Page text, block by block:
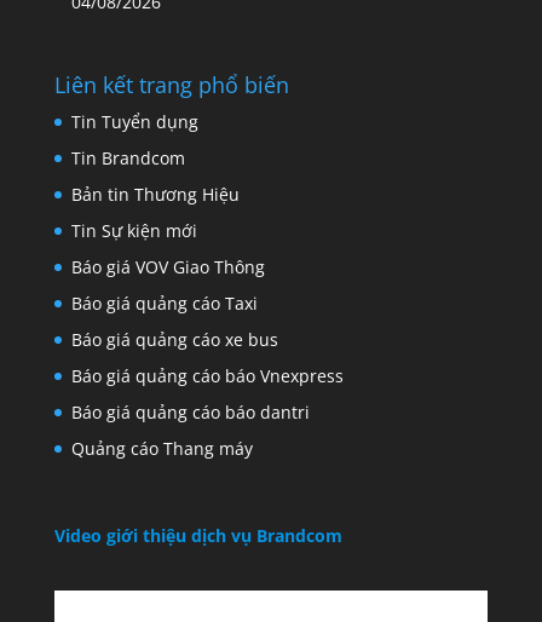
Liên kết trang phổ biến
Tin Tuyển dụng
Tin Brandcom
Bản tin Thương Hiệu
Tin Sự kiện mới
Báo giá VOV Giao Thông
Báo giá quảng cáo Taxi
Báo giá quảng cáo xe bus
Báo giá quảng cáo báo Vnexpress
Báo giá quảng cáo báo dantri
Quảng cáo Thang máy
Video giới thiệu dịch vụ Brandcom